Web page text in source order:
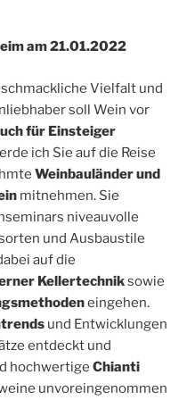
am 21.01.2022
Vielfalt und
soll Wein vor
für Einsteiger
ich Sie auf die Reise
Weinbauländer und
mitnehmen. Sie
niveauvolle
und Ausbaustile
auf die
Kellertechniksowie
eingehen.
und Entwicklungen
entdeckt und
hochwertige Chianti
unvoreingenommen